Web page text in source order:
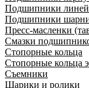
Подшипники
Подшипники
Пресс-масленки
Смазки
Стопорные кольца
Стопорные кольца
Съемники
Шарики и ролики